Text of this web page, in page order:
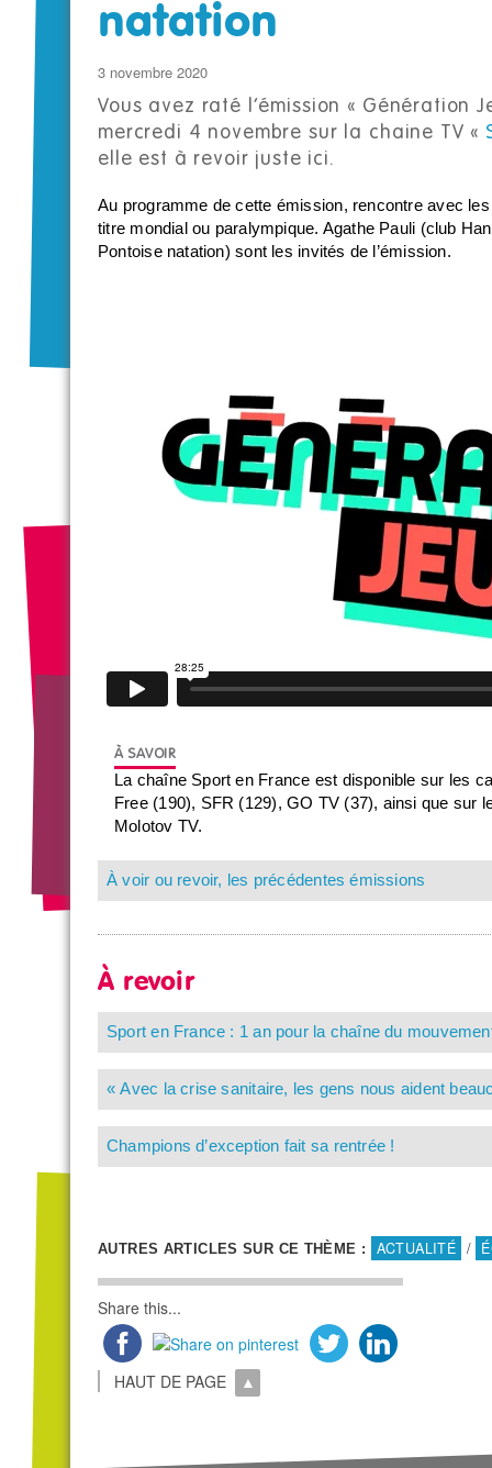
natation
3 novembre 2020
Vous avez raté l’émission « Génération
mercredi 4 novembre sur la chaine TV «
elle est à revoir juste ici.
Au programme de cette émission, rencontre avec
titre mondial ou paralympique. Agathe Pauli (club
Pontoise natation) sont les invités de l’émission.
La chaîne Sport en France est disponible sur les
Free (190), SFR (129), GO TV (37), ainsi que sur
Molotov TV.
À voir ou revoir, les précédentes émissions
À revoir
Sport en France : 1 an pour la chaîne du
« Avec la crise sanitaire, les gens nous aident
Champions d’exception fait sa rentrée !
AUTRES ARTICLES SUR CE THÈME : ACTUALITÉ /
Share this...
HAUT DE PAGE